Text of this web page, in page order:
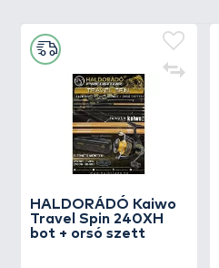
HALDORÁDÓ Kaiwo
Travel Spin 240XH
bot + orsó szett